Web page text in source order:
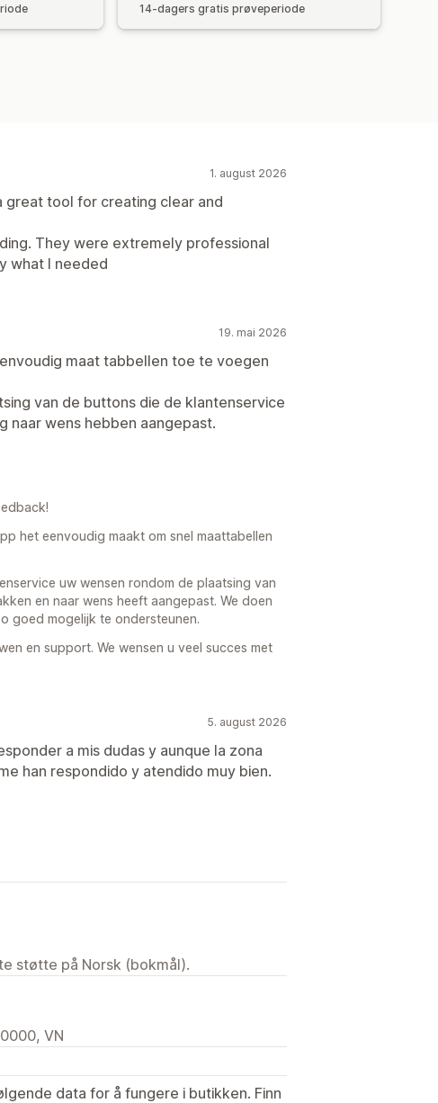
14-dagers gratis prøveperiode
1. august 2026
great tool for creating clear and
They were extremely professional
what I needed
19. mai 2026
maat tabbellen toe te voegen
van de buttons die de klantenservice
naar wens hebben aangepast.
het eenvoudig maakt om snel maattabellen
uw wensen rondom de plaatsing van
en naar wens heeft aangepast. We doen
goed mogelijk te ondersteunen.
en support. We wensen u veel succes met
5. august 2026
a mis dudas y aunque la zona
han respondido y atendido muy bien.
støtte på Norsk (bokmål).
VN
data for å fungere i butikken. Finn